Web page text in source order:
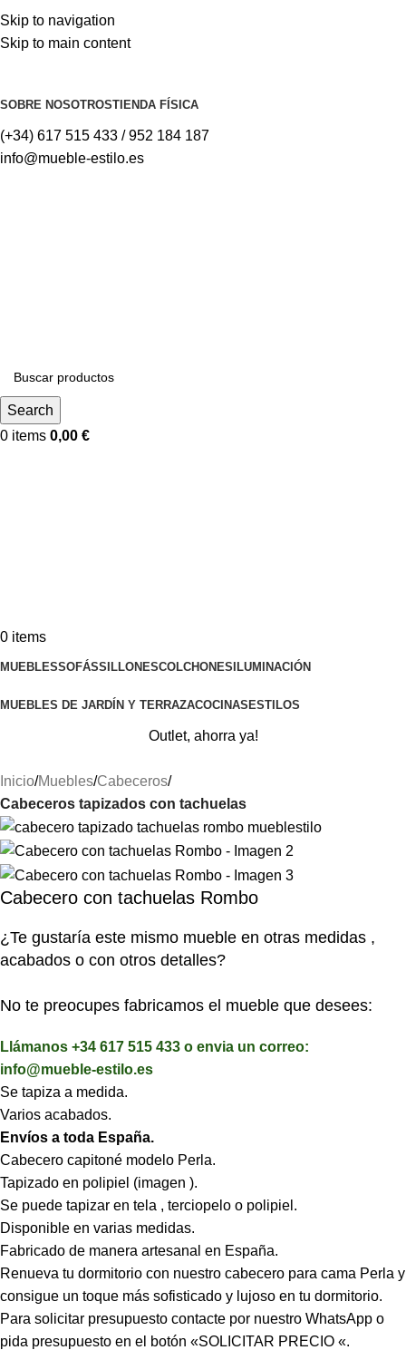
Skip to navigation
Skip to main content
SOBRE NOSOTROSTIENDA FÍSICA
(+34) 617 515 433 / 952 184 187
info@mueble-estilo.es
Search
0 items 0,00 €
0 items
MUEBLESSOFÁSSILLONESCOLCHONESILUMINACIÓN
MUEBLES DE JARDÍN Y TERRAZACOCINASESTILOS
Outlet, ahorra ya!
Inicio Muebles Cabeceros
Cabeceros tapizados con tachuelas
Cabecero con tachuelas Rombo
¿Te gustaría este mismo mueble en otras medidas ,
acabados o con otros detalles?
No te preocupes fabricamos el mueble que desees:
Llámanos +34 617 515 433 o envia un correo:
info@mueble-estilo.es
Se tapiza a medida.
Varios acabados.
Envíos a toda España.
Cabecero capitoné modelo Perla.
Tapizado en polipiel (imagen ).
Se puede tapizar en tela , terciopelo o polipiel.
Disponible en varias medidas.
Fabricado de manera artesanal en España.
Renueva tu dormitorio con nuestro cabecero para cama Perla y
consigue un toque más sofisticado y lujoso en tu dormitorio.
Para solicitar presupuesto contacte por nuestro WhatsApp o
pida presupuesto en el botón «SOLICITAR PRECIO «.